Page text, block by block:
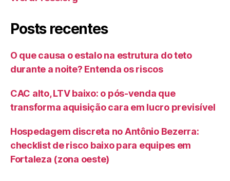
Posts recentes
O que causa o estalo na estrutura do teto
durante a noite? Entenda os riscos
CAC alto, LTV baixo: o pós-venda que
transforma aquisição cara em lucro previsível
Hospedagem discreta no Antônio Bezerra:
checklist de risco baixo para equipes em
Fortaleza (zona oeste)